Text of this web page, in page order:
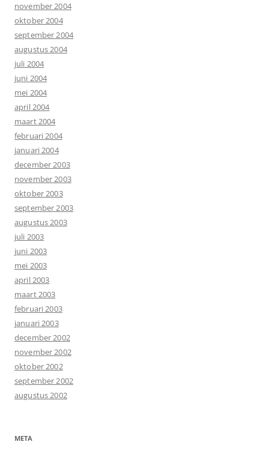
november 2004
oktober 2004
september 2004
augustus 2004
juli 2004
juni 2004
mei 2004
april 2004
maart 2004
februari 2004
januari 2004
december 2003
november 2003
oktober 2003
september 2003
augustus 2003
juli 2003
juni 2003
mei 2003
april 2003
maart 2003
februari 2003
januari 2003
december 2002
november 2002
oktober 2002
september 2002
augustus 2002
META